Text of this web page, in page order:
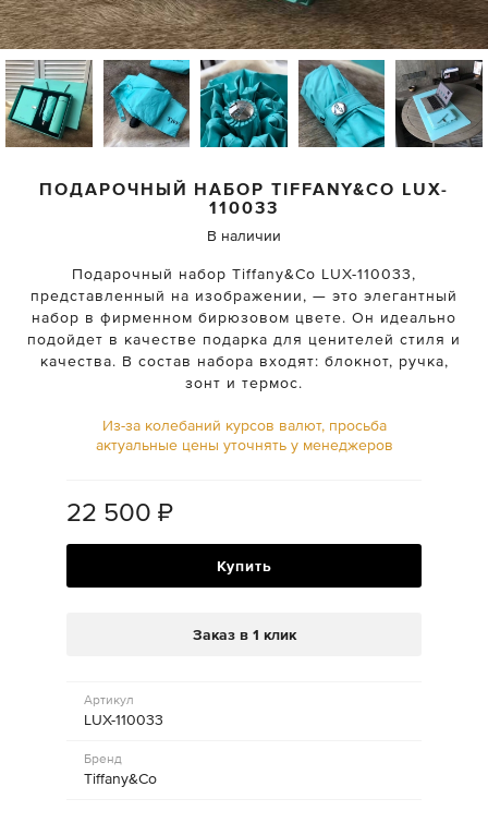
ПОДАРОЧНЫЙ НАБОР TIFFANY&CO LUX-
110033
В наличии
Подарочный набор Tiffany&Co LUX-110033,
представленный на изображении, — это элегантный
набор в фирменном бирюзовом цвете. Он идеально
подойдет в качестве подарка для ценителей стиля и
качества. В состав набора входят: блокнот, ручка,
зонт и термос.
Из-за колебаний курсов валют, просьба
актуальные цены уточнять у менеджеров
22 500 ₽
Купить
Заказ в 1 клик
Артикул
LUX-110033
Бренд
Tiffany&Co